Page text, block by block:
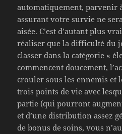
automatiquement, parvenir
assurant votre survie ne
aisée. C’est d’autant plus
réaliser que la difficulté du
classer dans la catégorie «
commencent doucement,
crouler sous les ennemis et
trois points de vie avec
partie (qui pourront
et d’une distribution assez
de bonus de soins, vous